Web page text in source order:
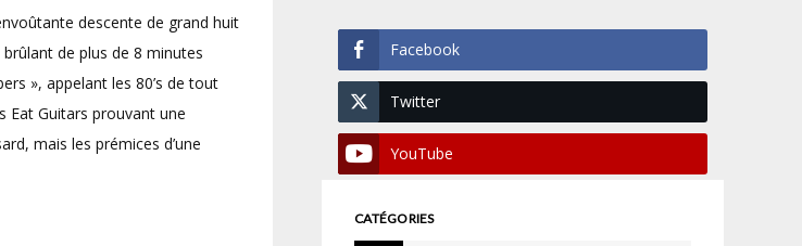
descente de grand huit
de plus de 8 minutes
», appelant les 80’s de tout
Eat Guitars prouvant une
mais les prémices d’une
Facebook
Twitter
YouTube
CATÉGORIES